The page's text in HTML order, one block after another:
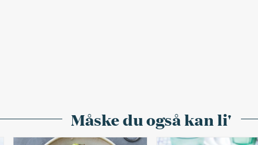
Måske du også kan li'